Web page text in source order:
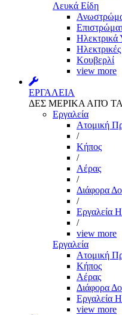
Λευκά Είδη
Κουβερλί
view more
ΕΡΓΑΛΕΙΑ
ΔΕΣ ΜΕΡΙΚΑ ΑΠΌ
Εργαλεία
Aτομική
/
Kήπος
/
Αέρας
/
Διάφορα
/
Εργαλεία
/
view more
Εργαλεία
Aτομική
Kήπος
Αέρας
Διάφορα
Εργαλεία
view more